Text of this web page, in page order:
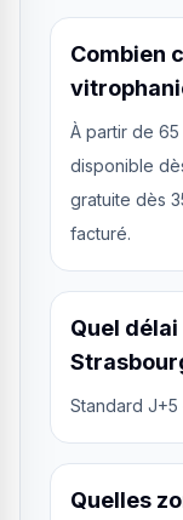
Combien
À partir de
disponible
gratuite dès
facturé.
Quel
Standard J+5
Quelles